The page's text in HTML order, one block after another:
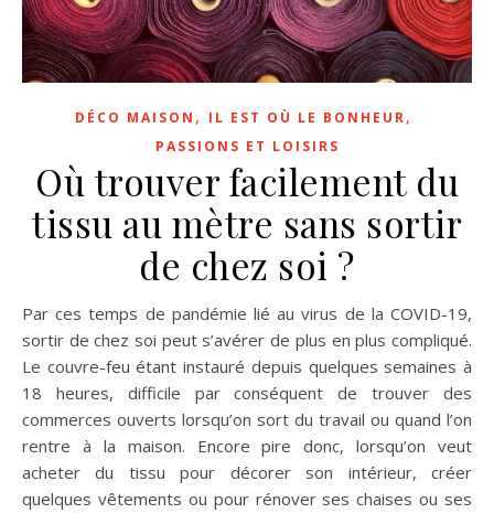
DÉCO MAISON , IL EST OÙ LE BONHEUR,
PASSIONS ET LOISIRS
Où trouver facilement du
tissu au mètre sans sortir
de chez soi ?
Par ces temps de pandémie lié au virus de la COVID-19,
sortir de chez soi peut s’avérer de plus en plus compliqué.
Le couvre-feu étant instauré depuis quelques semaines à
18 heures, difficile par conséquent de trouver des
commerces ouverts lorsqu’on sort du travail ou quand l’on
rentre à la maison. Encore pire donc, lorsqu’on veut
acheter du tissu pour décorer son intérieur, créer
quelques vêtements ou pour rénover ses chaises ou ses